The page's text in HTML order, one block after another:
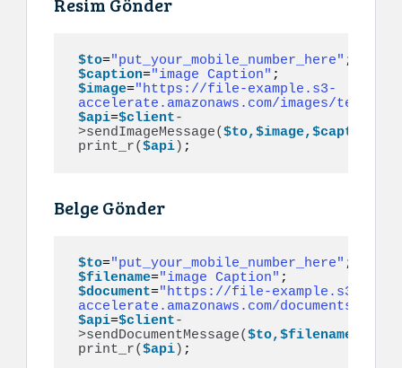
$to="put_your_mobile_number_here"
$caption="image Caption"
$image="https://file-example.s3-
accelerate.amazonaws.com/images/
$api=$client-
>sendImageMessage($to,$image,$caption
print_r($api) ;
Belge Gönder
$to="put_your_mobile_number_here"
$filename="image Caption"
$document="https://file-example.s3-
accelerate.amazonaws.com/documents/
$api=$client-
>sendDocumentMessage(
print_r($api) ;